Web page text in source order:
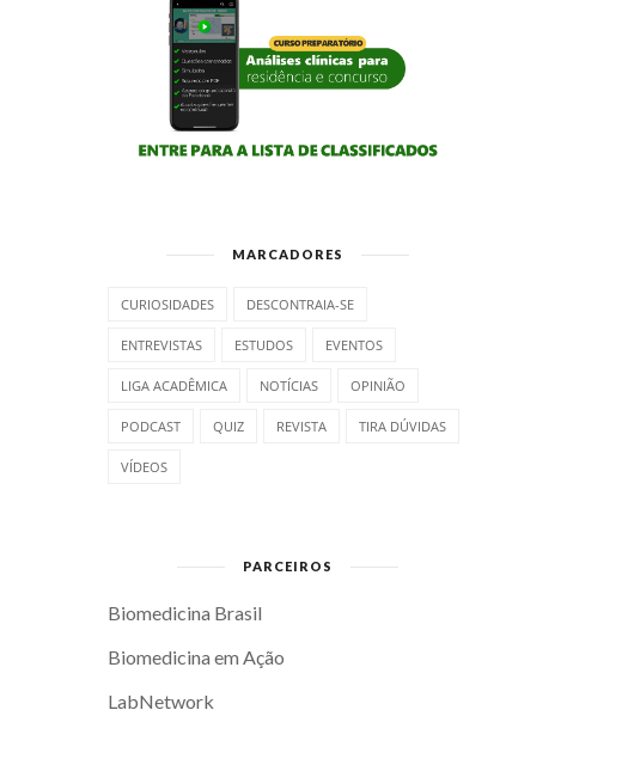
MARCADORES
CURIOSIDADES DESCONTRAIA-SE
ENTREVISTAS ESTUDOS EVENTOS
LIGA ACADÊMICA NOTÍCIAS OPINIÃO
PODCAST QUIZ REVISTA TIRA DÚVIDAS
VÍDEOS
PARCEIROS
Biomedicina Brasil
Biomedicina em Ação
LabNetwork